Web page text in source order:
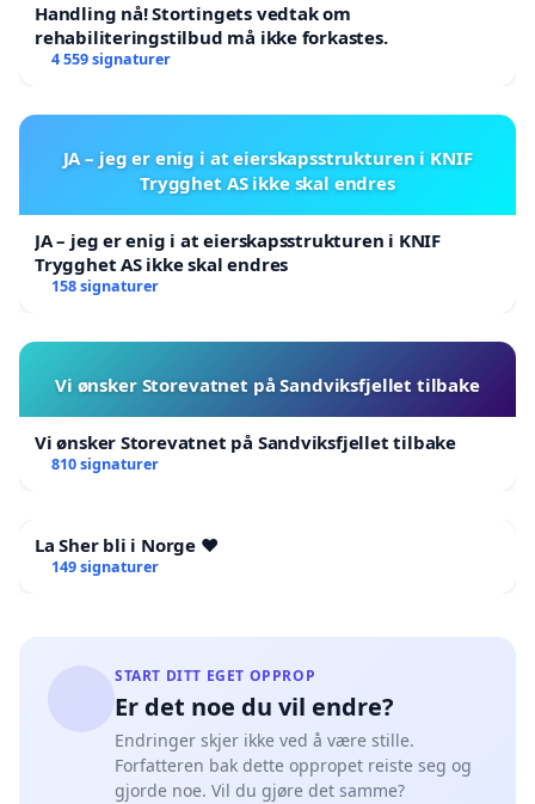
Handling nå! Stortingets vedtak om
rehabiliteringstilbud må ikke forkastes.
4 559 signaturer
JA – jeg er enig i at eierskapsstrukturen i KNIF
Trygghet AS ikke skal endres
JA – jeg er enig i at eierskapsstrukturen i KNIF
Trygghet AS ikke skal endres
158 signaturer
Vi ønsker Storevatnet på Sandviksfjellet tilbake
Vi ønsker Storevatnet på Sandviksfjellet tilbake
810 signaturer
La Sher bli i Norge ❤️
149 signaturer
START DITT EGET OPPROP
Er det noe du vil endre?
Endringer skjer ikke ved å være stille.
Forfatteren bak dette oppropet reiste seg og
gjorde noe. Vil du gjøre det samme?